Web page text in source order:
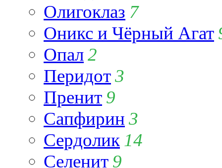
Олигоклаз 7
Оникс и Чёрный Агат
Опал2
Перидот3
Пренит 9
Сапфирин 3
Сердолик 14
Селенит 9